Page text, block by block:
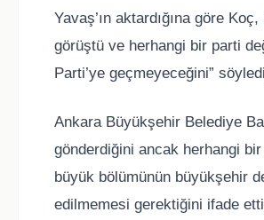
Yavaş’ın aktardığına göre
görüştü ve herhangi bir parti
Parti’ye geçmeyeceğini”
Ankara Büyükşehir Belediye
gönderdiğini ancak herhangi bir
büyük bölümünün büyükşehir
edilmemesi gerektiğini ifade